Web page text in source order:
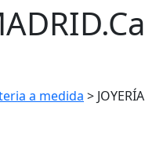
a medida >